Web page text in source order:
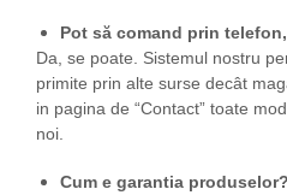
Pot să comand prin
Da, se poate. Sistemul nostru
primite prin alte surse decât
in pagina de “Contact” toate
noi.
Cum e garantia produselor?